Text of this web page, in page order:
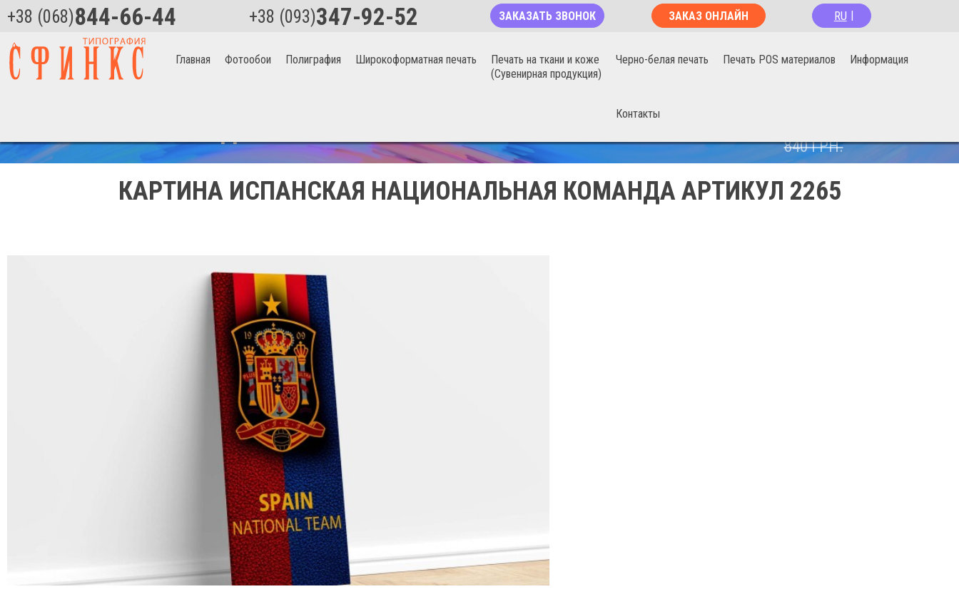
+38 (068)844-66-44 +38 (093)347-92-52 ЗАКАЗАТЬ ЗВОНОК ЗАКАЗ ОНЛАЙН RU
Главная Фотообои Полиграфия Широкоформатная печать
Печать на ткани и коже
(Сувенирная продукция)
Черно-белая печать Печать POS материалов Информация
Контакты
840ГРН.
КАРТИНА ИСПАНСКАЯ НАЦИОНАЛЬНАЯ КОМАНДА АРТИКУЛ 2265